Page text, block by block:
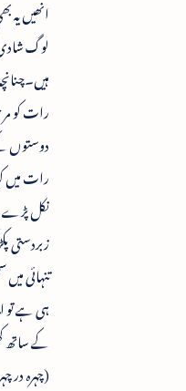
انھیں یہ
لوگ
رات کو
دوستوں
رات میں
نکل
زبردستی
تنہائی میں
ہی ہے تو
کے ساتھ
(چہرہ در